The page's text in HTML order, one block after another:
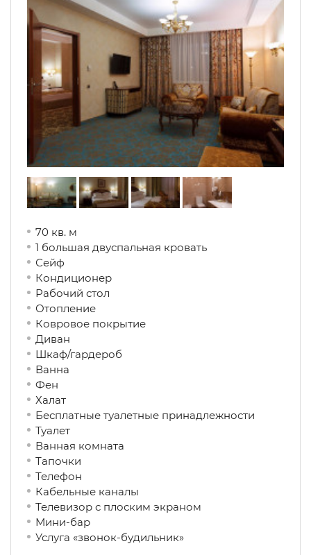
70 кв. м
1 большая двуспальная кровать
Сейф
Кондиционер
Рабочий стол
Отопление
Ковровое покрытие
Диван
Шкаф/гардероб
Ванна
Фен
Халат
Бесплатные туалетные принадлежности
Туалет
Ванная комната
Тапочки
Телефон
Кабельные каналы
Телевизор с плоским экраном
Мини-бар
Услуга «звонок-будильник»